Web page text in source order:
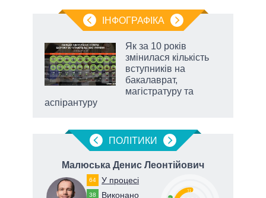
ІНФОГРАФІКА
Як за 10 років
змінилася кількість
вступників на
бакалаврат,
магістратуру та
аспірантуру
ПОЛIТИКИ
Малюська Денис Леонтійович
64 У процесі
38 Виконано 51